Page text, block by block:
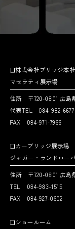
❏株式会社ブリッジ本社
マセラティ展示場
住所 〒720-0801 広島
代表TEL 084-982-6677
FAX 084-971-7966
❏カーブリッジ展示場
ジャガー・ランドロー
住所 〒720-0801 広島
TEL 084-983-1515
FAX 084-927-0602
❏ショールーム